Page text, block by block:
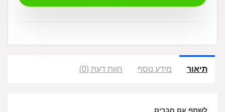
תיאור מידע נוסף חוות דעת (0)
לשתף עם חברים